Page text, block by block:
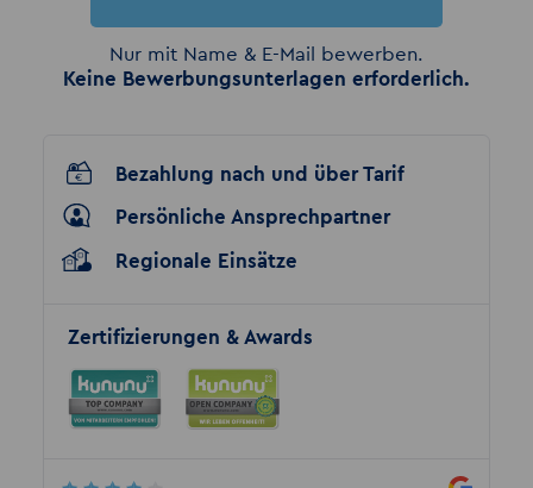
Nur mit Name & E-Mail bewerben.
Keine Bewerbungsunterlagen erforderlich.
Bezahlung nach und über Tarif
Persönliche Ansprechpartner
Regionale Einsätze
Zertifizierungen & Awards